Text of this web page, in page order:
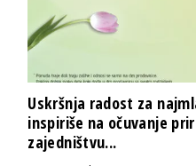
Uskršnja radost za
inspiriše na očuvanje
zajedništvu...